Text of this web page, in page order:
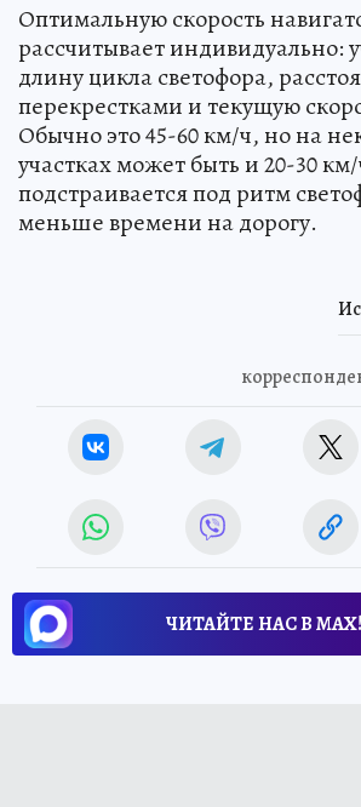
Оптимальную скорость
рассчитывает индивидуально:
длину цикла светофора,
перекрестками и текущую
Обычно это 45-60 км/ч, но на
участках может быть и 20-30
подстраивается под ритм
меньше времени на дорогу.
ЧИТАЙТЕ НАС В МАХ!